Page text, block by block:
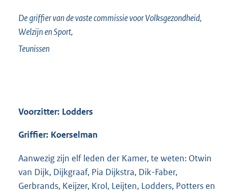
De griffier van de vaste commissie voor Volksgezondheid,
Welzijn en Sport,
Teunissen
Voorzitter: Lodders
Griffier: Koerselman
Aanwezig zijn elf leden der Kamer, te weten: Otwin
van Dijk, Dijkgraaf, Pia Dijkstra, Dik-Faber,
Gerbrands, Keijzer, Krol, Leijten, Lodders, Potters en